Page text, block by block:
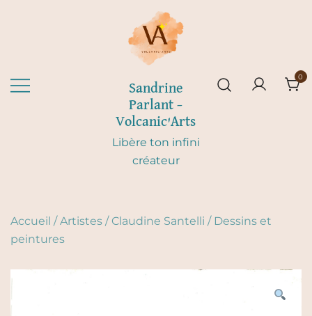
Sandrine
Parlant –
Volcanic'Arts
Libère ton infini
créateur
0
Accueil /Artistes / Claudine Santelli / Dessins et
peintures